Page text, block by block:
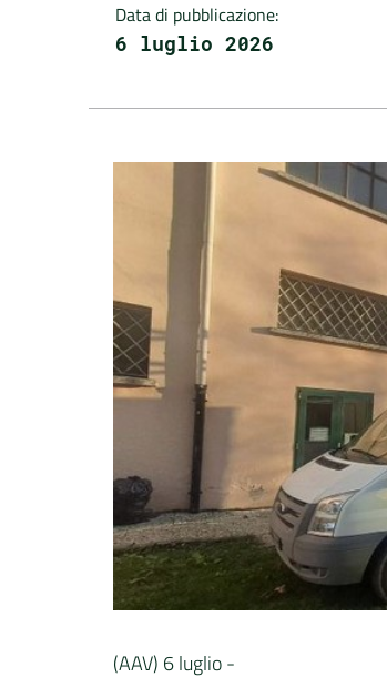
Data di pubblicazione:
6 luglio 2026
(AAV) 6 luglio -